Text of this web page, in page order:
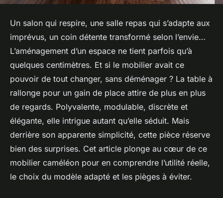
Un salon qui respire, une salle repas qui s’adapte aux
imprévus, un coin détente transformé selon l’envie…
L’aménagement d’un espace ne tient parfois qu’à
quelques centimètres. Et si le mobilier avait ce
pouvoir de tout changer, sans déménager ? La table à
rallonge pour un gain de place attire de plus en plus
de regards. Polyvalente, modulable, discrète et
élégante, elle intrigue autant qu’elle séduit. Mais
derrière son apparente simplicité, cette pièce réserve
bien des surprises. Cet article plonge au cœur de ce
mobilier caméléon pour en comprendre l’utilité réelle,
le choix du modèle adapté et les pièges à éviter.